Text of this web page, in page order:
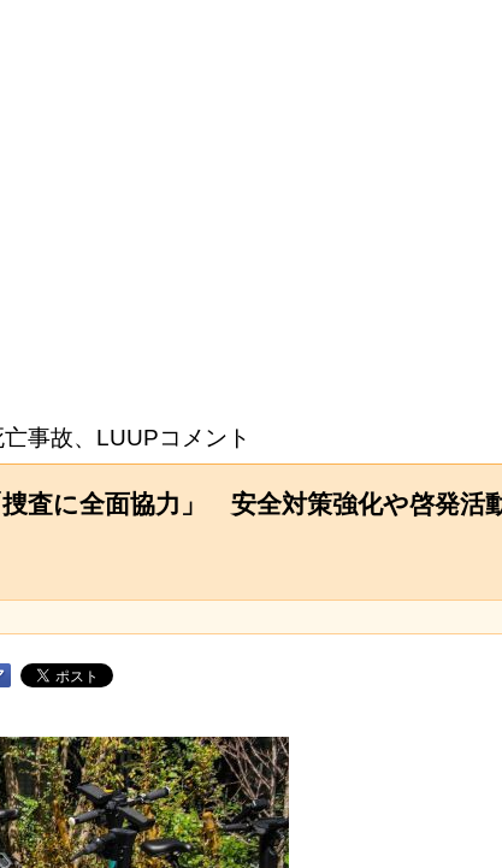
事故、LUUPコメント
査に全面協力」 安全対策強化や啓発活